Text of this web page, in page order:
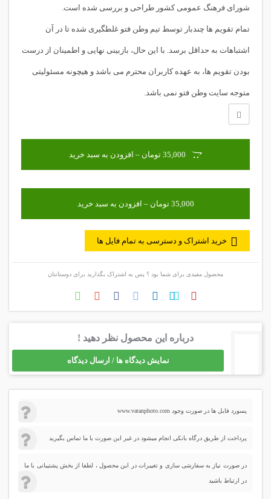
شورای فرهنگ عمومی کشور طراحی و بررسی شده است.
تمام تقویم ها چندبار توسط تیم وطن فتو غلطگیری شده تا در آن
اشتباهات به حداقل برسد. با این حال، بازبینی نهایی و اطمینان از درست
بودن تقویم ها، به عهده کاربران محترم می باشد و هیچونه مسئولیتی
متوجه سایت وطن فتو نمی باشد.
35,000 تومان – افزودن به سبد خرید
خرید اشتراک و دسترسی به تمام فایل ها
محصول مفیدی برای شما بود ؟ پس به اشتراک بگذارید برای دوستانتان
درباره این محصول نظر دهید !
نمایش دیدگاه ها / ارسال دیدگاه
پسورد فایل ها در صورت وجود www.vatanphoto.com
پرداخت از طریق درگاه بانکی انجام میشود در غیر این صورت با ما تماس بگیرید
در صورت نیاز به سفارشی سازی و تغییرات در این محصول ، لطفا از بخش پشتیبانی با ما
در ارتباط باشید